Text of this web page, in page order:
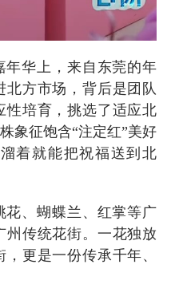
年华上，来自东莞的年
方市场，背后是团队
性培育，挑选了适应北
象征饱含“注定红”美好
着就能把祝福送到北
花、蝴蝶兰、红掌等广
州传统花街。一花独放
更是一份传承千年、